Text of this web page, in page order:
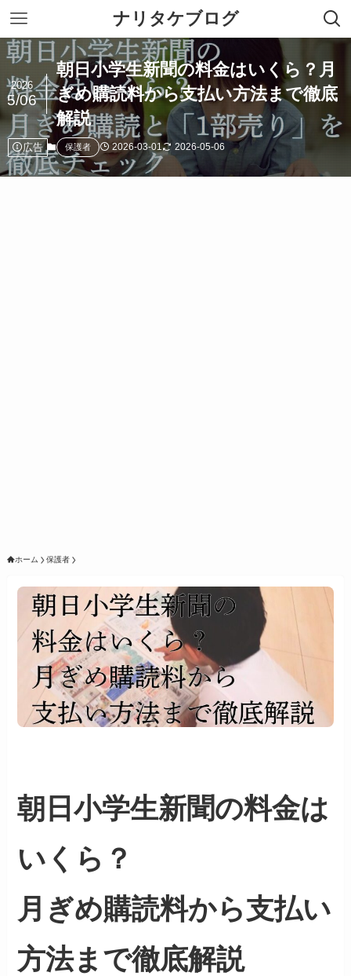
ナリタケブログ
朝日小学生新聞の料金はいくら？月
ぎめ購読料から支払い方法まで徹底
解説
2026
5/06
広告 保護者 2026-03-01 2026-05-06
ホーム 保護者
朝日小学生新聞の料金は
いくら？
月ぎめ購読料から支払い
方法まで徹底解説